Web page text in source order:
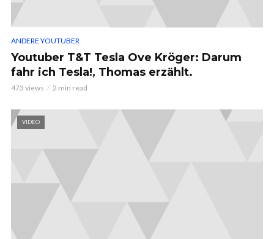
ANDERE YOUTUBER
Youtuber T&T Tesla Ove Kröger: Darum
fahr ich Tesla!, Thomas erzählt.
473 views 2 min read
VIDEO